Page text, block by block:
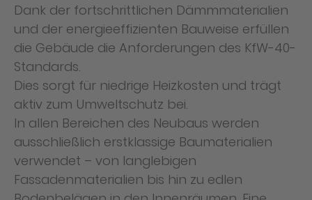
Dank der fortschrittlichen Dämmmaterialien
und der energieeffizienten Bauweise erfüllen
die Gebäude die Anforderungen des KfW-40-
Standards.
Dies sorgt für niedrige Heizkosten und trägt
aktiv zum Umweltschutz bei.
In allen Bereichen des Neubaus werden
ausschließlich erstklassige Baumaterialien
verwendet – von langlebigen
Fassadenmaterialien bis hin zu edlen